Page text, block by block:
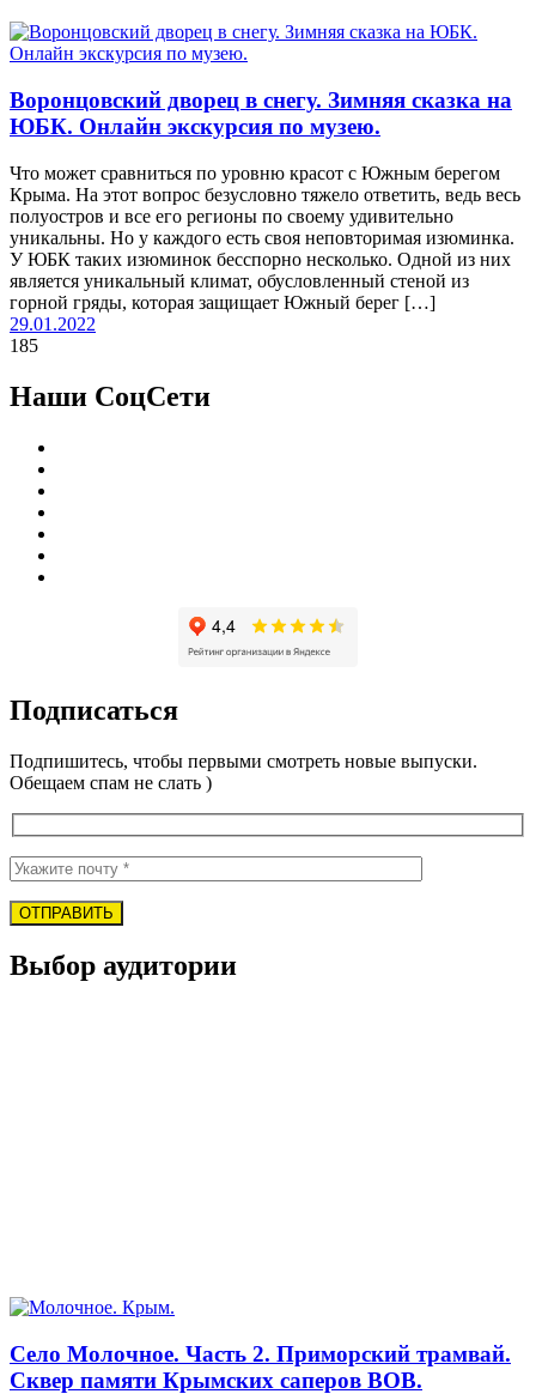
Воронцовский дворец в снегу. Зимняя сказка на
ЮБК. Онлайн экскурсия по музею.
Что может сравниться по уровню красот с Южным берегом
Крыма. На этот вопрос безусловно тяжело ответить, ведь весь
полуостров и все его регионы по своему удивительно
уникальны. Но у каждого есть своя неповторимая изюминка.
У ЮБК таких изюминок бесспорно несколько. Одной из них
является уникальный климат, обусловленный стеной из
горной гряды, которая защищает Южный берег […]
29.01.2022
185
Наши СоцСети
Подписаться
Подпишитесь, чтобы первыми смотреть новые выпуски.
Обещаем спам не слать )
Выбор аудитории
Село Молочное. Часть 2. Приморский трамвай.
Сквер памяти Крымских саперов ВОВ.